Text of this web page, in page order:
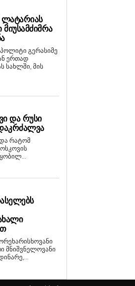
ᲚᲐᲢᲐᲠᲘᲐᲡ
გერასიმე
ერთად
სახლში, მის
ᲓᲐ ᲠᲣᲡᲘ
რატომ
მნიშვნელოვანი